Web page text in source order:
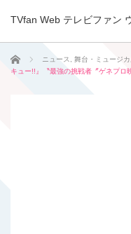
TVfan Web テレビファン
ホーム ニュース 舞台・ミュージ
キュー!!』〝最強の挑戦者〞ゲネプロ